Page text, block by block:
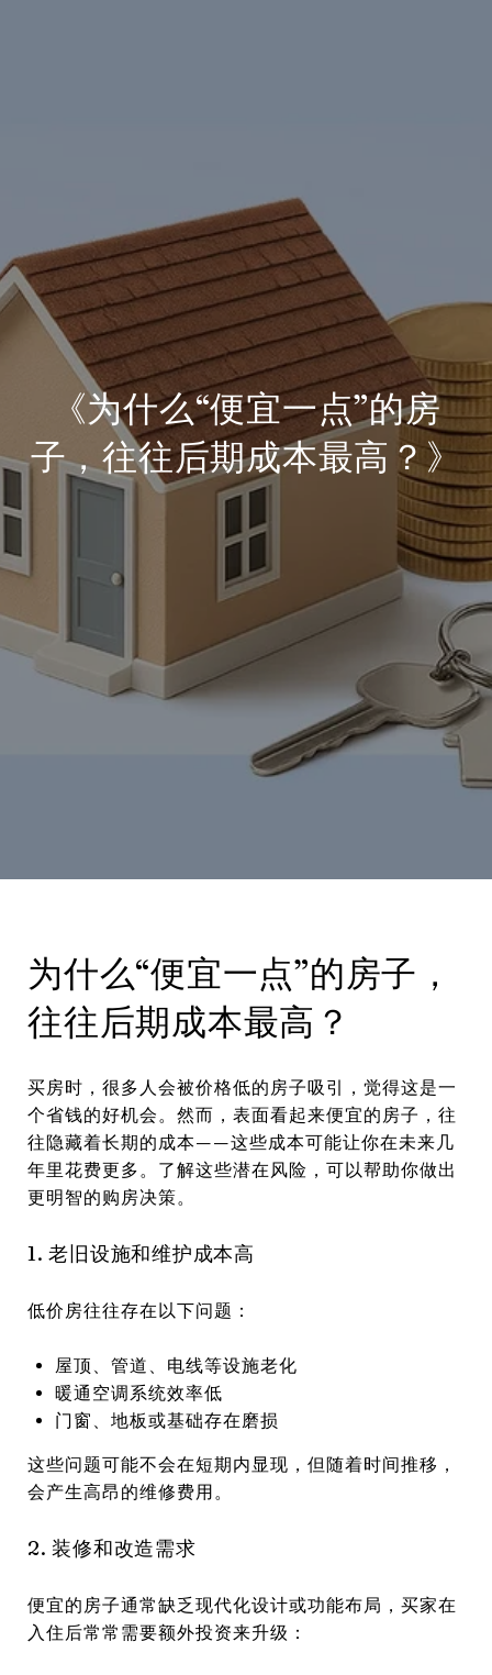
《为什么“便宜一点”的房
子，往往后期成本最高？》
为什么“便宜一点”的房子，
往往后期成本最高？
买房时，很多人会被价格低的房子吸引，觉得这是一
个省钱的好机会。然而，表面看起来便宜的房子，往
往隐藏着长期的成本——这些成本可能让你在未来几
年里花费更多。了解这些潜在风险，可以帮助你做出
更明智的购房决策。
1. 老旧设施和维护成本高
低价房往往存在以下问题：
屋顶、管道、电线等设施老化
暖通空调系统效率低
门窗、地板或基础存在磨损
这些问题可能不会在短期内显现，但随着时间推移，
会产生高昂的维修费用。
2. 装修和改造需求
便宜的房子通常缺乏现代化设计或功能布局，买家在
入住后常常需要额外投资来升级：